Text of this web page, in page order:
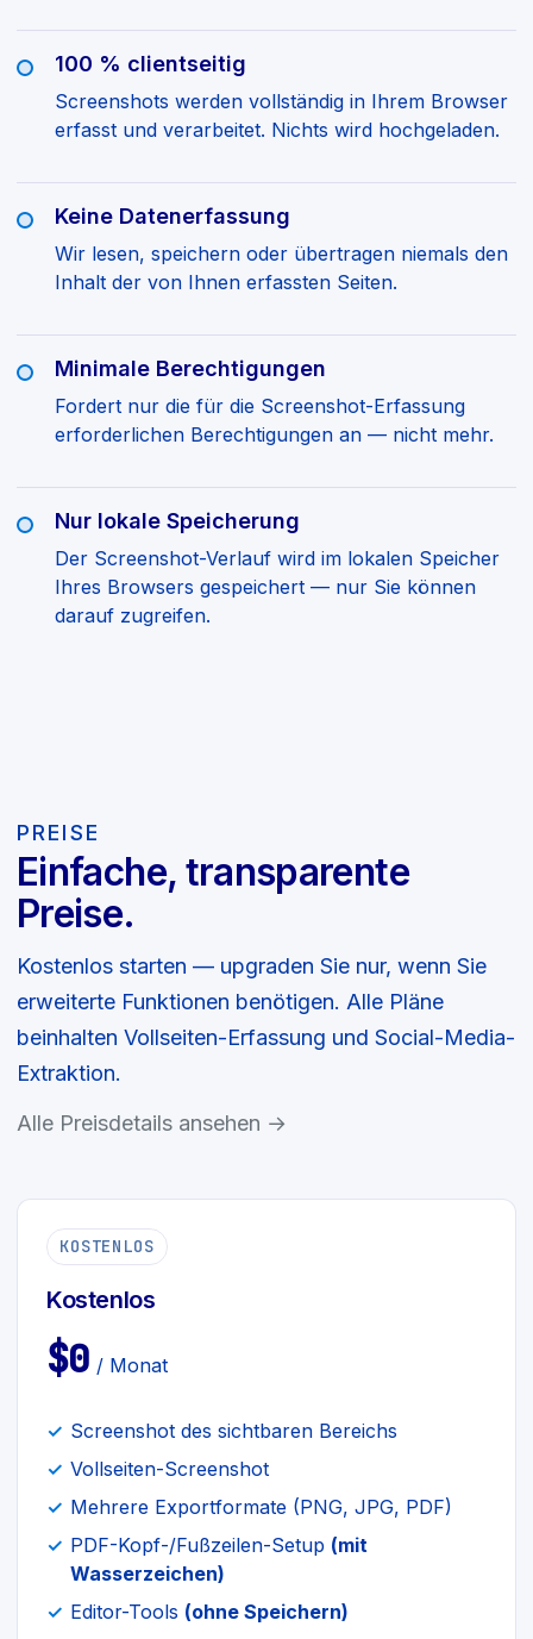
100 % clientseitig
Screenshots werden vollständig in Ihrem Browser
erfasst und verarbeitet. Nichts wird hochgeladen.
Keine Datenerfassung
Wir lesen, speichern oder übertragen niemals den
Inhalt der von Ihnen erfassten Seiten.
Minimale Berechtigungen
Fordert nur die für die Screenshot-Erfassung
erforderlichen Berechtigungen an — nicht mehr.
Nur lokale Speicherung
Der Screenshot-Verlauf wird im lokalen Speicher
Ihres Browsers gespeichert — nur Sie können
darauf zugreifen.
PREISE
Einfache, transparente
Preise.
Kostenlos starten — upgraden Sie nur, wenn Sie
erweiterte Funktionen benötigen. Alle Pläne
beinhalten Vollseiten-Erfassung und Social-Media-
Extraktion.
Alle Preisdetails ansehen →
KOSTENLOS
Kostenlos
$0 / Monat
Screenshot des sichtbaren Bereichs
Vollseiten-Screenshot
Mehrere Exportformate (PNG, JPG, PDF)
PDF-Kopf-/Fußzeilen-Setup (mit
Wasserzeichen)
Editor-Tools (ohne Speichern)